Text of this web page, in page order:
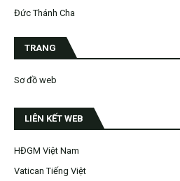
Đức Thánh Cha
TRANG
Sơ đồ web
LIÊN KẾT WEB
HĐGM Việt Nam
Vatican Tiếng Việt